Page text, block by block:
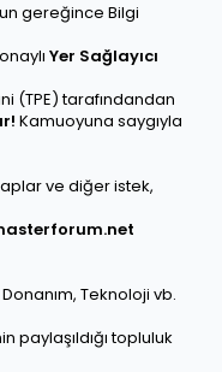
gereğince Bilgi
Yer Sağlayıcı
(TPE) tarafındandan
Kamuoyuna saygıyla
ve diğer istek,
Teknoloji vb.
paylaşıldığı topluluk